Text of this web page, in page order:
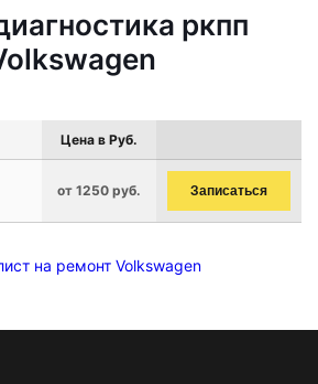
ркпп
Цена в Руб.
от 1250 руб. Записаться
на ремонт Volkswagen